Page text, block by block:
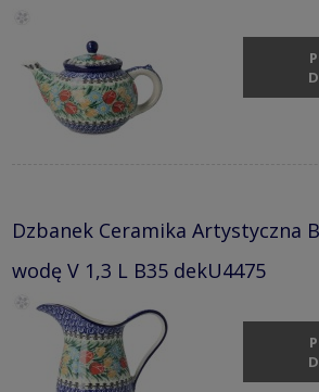
Dzbanek Ceramika Artystyczna
wodę V 1,3 L B35 dekU4475